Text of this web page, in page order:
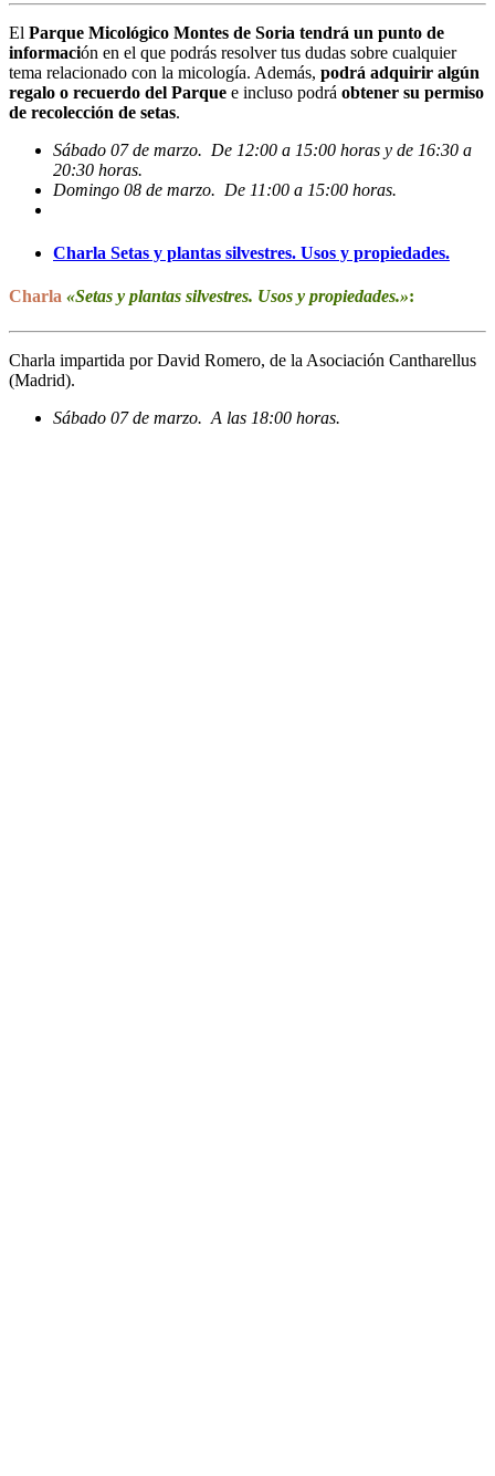
El Parque Micológico Montes de Soria tendrá un punto de
información en el que podrás resolver tus dudas sobre cualquier
tema relacionado con la micología. Además, podrá adquirir algún
regalo o recuerdo del Parque e incluso podrá obtener su permiso
de recolección de setas.
Sábado 07 de marzo. De 12:00 a 15:00 horas y de 16:30 a
20:30 horas.
Domingo 08 de marzo. De 11:00 a 15:00 horas.
Charla Setas y plantas silvestres. Usos y propiedades.
Charla «Setas y plantas silvestres. Usos y propiedades.»:
Charla impartida por David Romero, de la Asociación Cantharellus
(Madrid).
Sábado 07 de marzo. A las 18:00 horas.